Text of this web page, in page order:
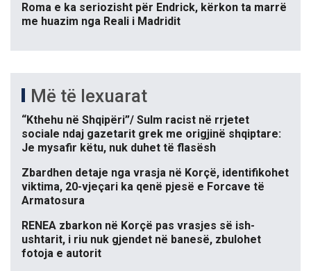
Roma e ka seriozisht për Endrick, kërkon ta marrë
me huazim nga Reali i Madridit
Më të lexuarat
“Kthehu në Shqipëri”/ Sulm racist në rrjetet
sociale ndaj gazetarit grek me origjinë shqiptare:
Je mysafir këtu, nuk duhet të flasësh
Zbardhen detaje nga vrasja në Korçë, identifikohet
viktima, 20-vjeçari ka qenë pjesë e Forcave të
Armatosura
RENEA zbarkon në Korçë pas vrasjes së ish-
ushtarit, i riu nuk gjendet në banesë, zbulohet
fotoja e autorit